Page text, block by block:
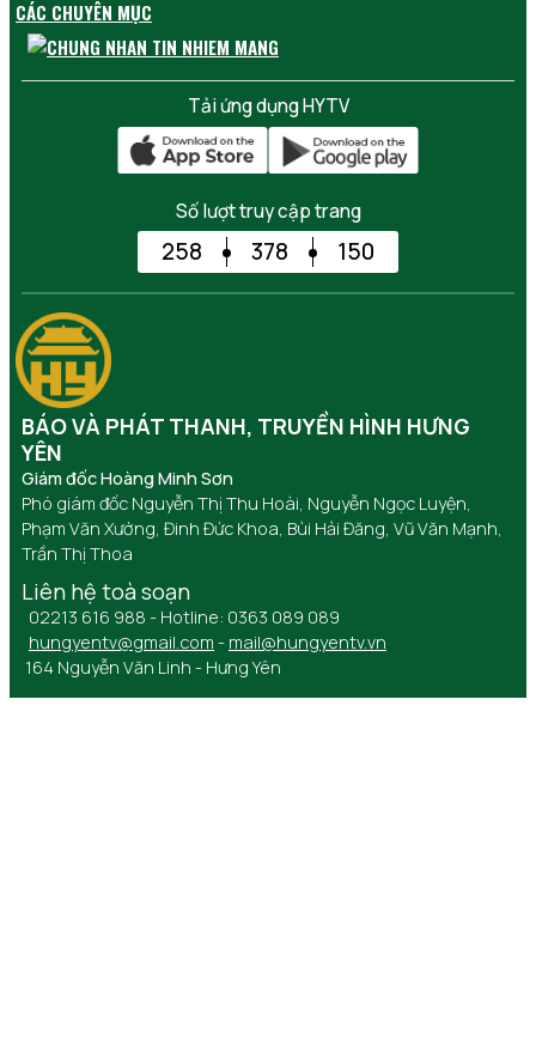
CÁC CHUYÊN MỤC
Tải ứng dụng HYTV
Số lượt truy cập trang
258 378 150
BÁO VÀ PHÁT THANH, TRUYỀN HÌNH HƯNG
YÊN
Giám đốc Hoàng Minh Sơn
Phó giám đốc Nguyễn Thị Thu Hoài, Nguyễn Ngọc Luyện,
Phạm Văn Xướng, Đinh Đức Khoa, Bùi Hải Đăng, Vũ Văn Mạnh,
Trần Thị Thoa
Liên hệ toà soạn
02213 616 988 - Hotline: 0363 089 089
hungyentv@gmail.com - mail@hungyentv.vn
164 Nguyễn Văn Linh - Hưng Yên